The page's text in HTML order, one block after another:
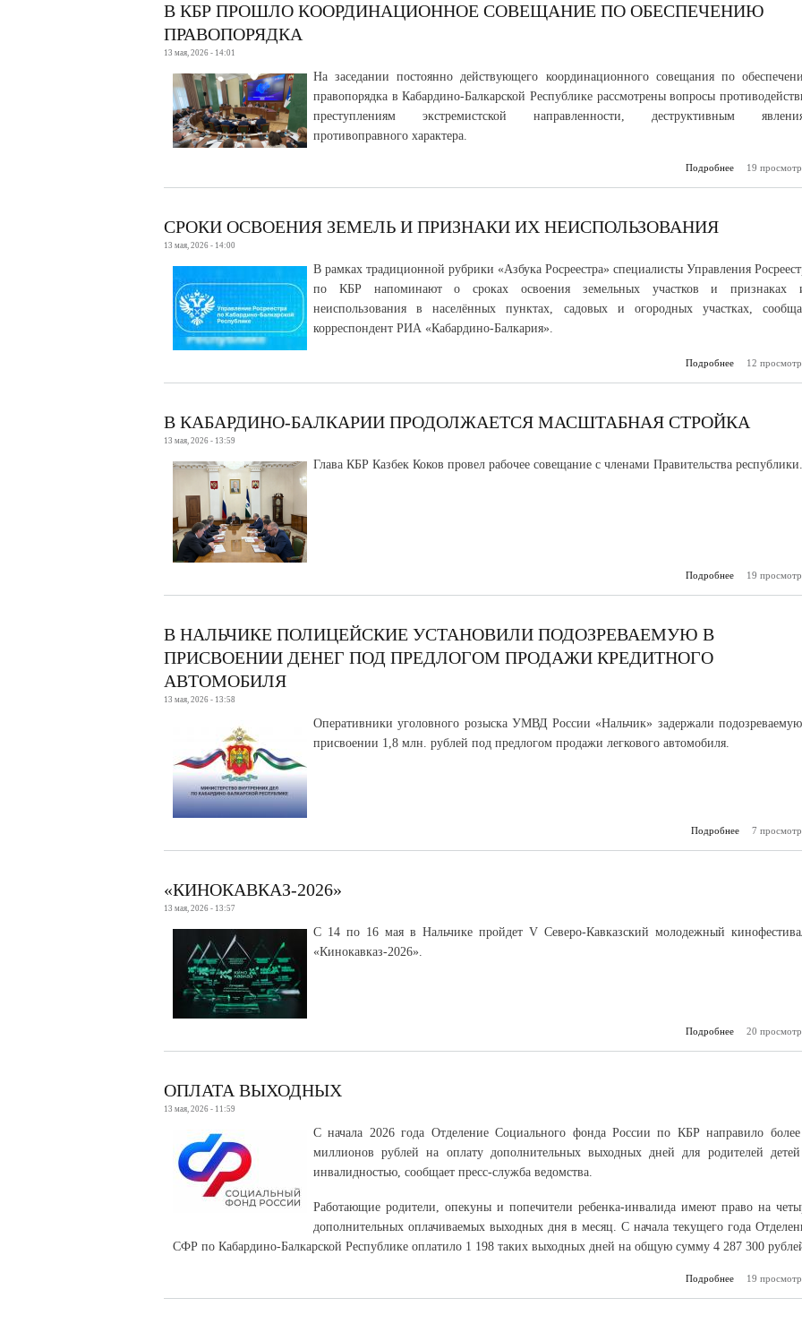
В КБР ПРОШЛО КООРДИНАЦИОННОЕ СОВЕЩАНИЕ ПО ОБЕСПЕЧЕНИЮ
ПРАВОПОРЯДКА
13 мая, 2026 - 14:01
На заседании постоянно действующего координационного совещания по
правопорядка в Кабардино-Балкарской Республике рассмотрены вопросы
преступлениям экстремистской направленности, деструктивным
противоправного характера.
Подробнее
о В КБР
19
СРОКИ ОСВОЕНИЯ ЗЕМЕЛЬ И ПРИЗНАКИ ИХ НЕИСПОЛЬЗОВАНИЯ
13 мая, 2026 - 14:00
В рамках традиционной рубрики «Азбука Росреестра» специалисты Управления
по КБР напоминают о сроках освоения земельных участков и признаках
неиспользования в населённых пунктах, садовых и огородных участках,
корреспондент РИА «Кабардино-Балкария».
Подробнее
о Сроки
12
В КАБАРДИНО-БАЛКАРИИ ПРОДОЛЖАЕТСЯ МАСШТАБНАЯ СТРОЙКА
13 мая, 2026 - 13:59
Глава КБР Казбек Коков провел рабочее совещание с членами Правительства республики.
Подробнее
о В
19
В НАЛЬЧИКЕ ПОЛИЦЕЙСКИЕ УСТАНОВИЛИ ПОДОЗРЕВАЕМУЮ В
ПРИСВОЕНИИ ДЕНЕГ ПОД ПРЕДЛОГОМ ПРОДАЖИ КРЕДИТНОГО
АВТОМОБИЛЯ
13 мая, 2026 - 13:58
Оперативники уголовного розыска УМВД России «Нальчик» задержали
присвоении 1,8 млн. рублей под предлогом продажи легкового автомобиля.
Подробнее
о В
7
«КИНОКАВКАЗ-2026»
13 мая, 2026 - 13:57
С 14 по 16 мая в Нальчике пройдет V Северо-Кавказский молодежный
«Кинокавказ-2026».
Подробнее о «Кинокавказ-
20
ОПЛАТА ВЫХОДНЫХ
13 мая, 2026 - 11:59
С начала 2026 года Отделение Социального фонда России по КБР направило
миллионов рублей на оплату дополнительных выходных дней для родителей
инвалидностью, сообщает пресс-служба ведомства.
Работающие родители, опекуны и попечители ребенка-инвалида имеют право на
дополнительных оплачиваемых выходных дня в месяц. С начала текущего года
СФР по Кабардино-Балкарской Республике оплатило 1 198 таких выходных дней на общую сумму 4 287 300
Подробнее о Оплата
19